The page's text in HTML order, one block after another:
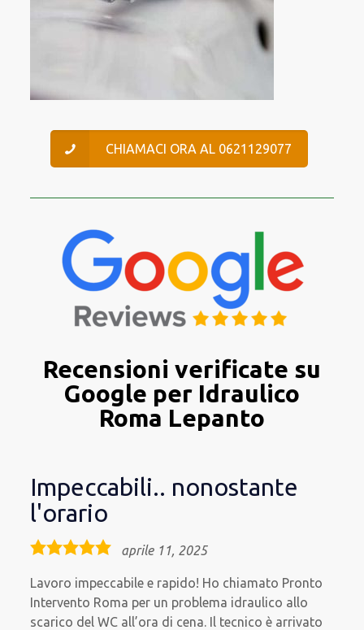
CHIAMACI ORA AL 0621129077
Recensioni verificate su
Google per Idraulico
Roma Lepanto
Impeccabili.. nonostante
l'orario
5,0
aprile 11, 2025
Lavoro impeccabile e rapido! Ho chiamato Pronto
Intervento Roma per un problema idraulico allo
scarico del WC all’ora di cena. Il tecnico è arrivato